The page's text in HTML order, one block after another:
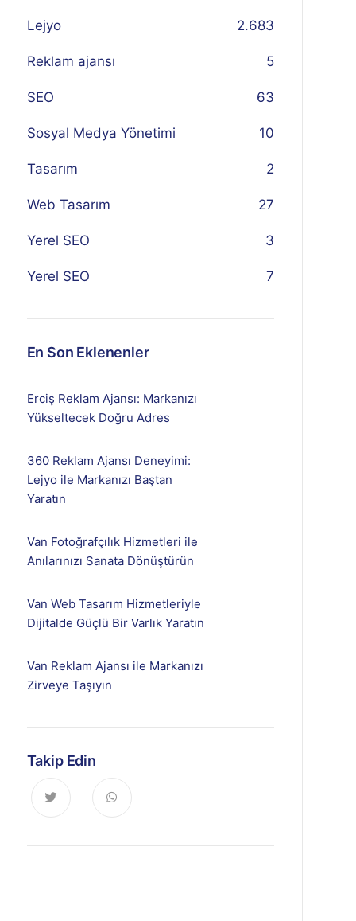
Lejyo 2.683
Reklam ajansı 5
SEO 63
Sosyal Medya Yönetimi 10
Tasarım 2
Web Tasarım 27
Yerel SEO 3
Yerel SEO 7
En Son Eklenenler
Erciş Reklam Ajansı: Markanızı
Yükseltecek Doğru Adres
360 Reklam Ajansı Deneyimi:
Lejyo ile Markanızı Baştan
Yaratın
Van Fotoğrafçılık Hizmetleri ile
Anılarınızı Sanata Dönüştürün
Van Web Tasarım Hizmetleriyle
Dijitalde Güçlü Bir Varlık Yaratın
Van Reklam Ajansı ile Markanızı
Zirveye Taşıyın
Takip Edin